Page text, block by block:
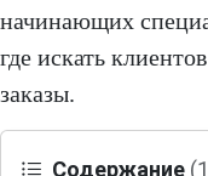
начинающих
где искать
заказы.
Содержание